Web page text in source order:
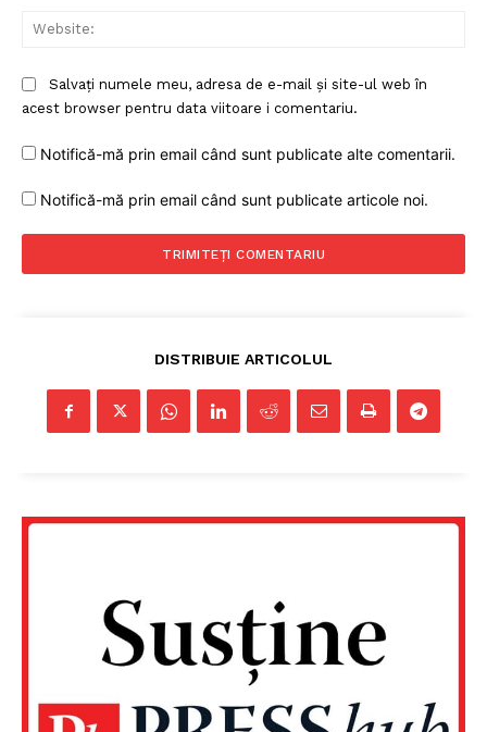
Salvați numele meu, adresa de e-mail și site-ul web în
acest browser pentru data viitoare i comentariu.
Notifică-mă prin email când sunt publicate alte comentarii.
Notifică-mă prin email când sunt publicate articole noi.
DISTRIBUIE ARTICOLUL